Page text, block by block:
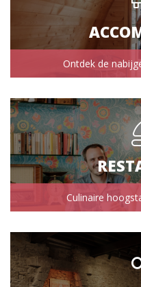
Ontdek de
Culinaire